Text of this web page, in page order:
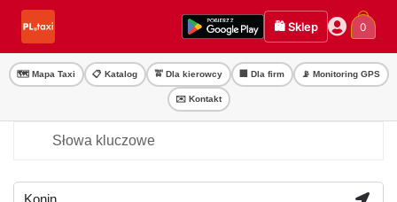
Przejdź
nawigacji
Przejdź
treści
🛍️ Sklep 0
🗺️ Mapa Taxi 📋 Katalog 🚖 Dla kierowcy 🏢 Dla firm 📡 Monitoring GPS
✉️ Kontakt